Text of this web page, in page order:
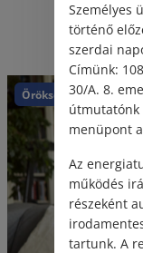
Örökség
Személyes
történő
szerdai
Címünk:
30/A. 8.
útmutatónk
menüpont
Az
működés
részeként
tartunk. A